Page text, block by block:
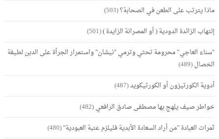
ماذا يترتب على الطعن في الصحابة؟(503)
إلتهاب الزائدة الدودية ( أو المصرانة الزايدة )(501)
"سناء العاجي" محرومة تحثي وترمي "نيشان" واستمرار الجرأة على الدين لطيفة
الخصال(489)
أدوية الكورتيزون أو الكورتيكويد(487)
خواطر صيف يلهج بها مصطفى صادق الرافعي(482)
ثمرات العبادة "من أراد السعادة الأبدية فليلزم عتبة العبودية"(480)